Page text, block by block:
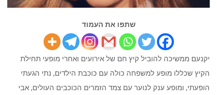
שתפו את העמוד
יקנעם ממשיכה להוביל קיץ חם של אירועים ואחרי מופעי תחילת
הקיץ שכללו מופע למשפחה כולה עם כוכבת הילדים, נתי הגעתי
הופעתי, ומופע ענק לנוער עם צמד הזמרים הכוכבים העולים, אבי